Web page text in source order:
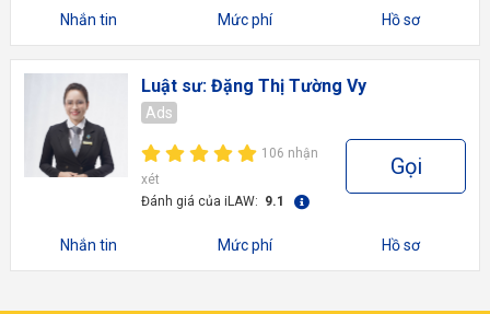
Nhắn tin Mức phí Hồ sơ
Luật sư: Đặng Thị Tường Vy
Ads
106 nhận
xét
Đánh giá của iLAW: 9.1
Gọi
Nhắn tin Mức phí Hồ sơ